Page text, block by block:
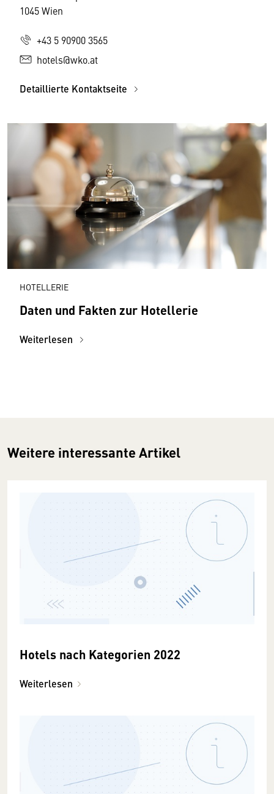
1045 Wien
+43 5 90900 3565
hotels@wko.at
Detaillierte Kontaktseite
HOTELLERIE
Daten und Fakten zur Hotellerie
Weiterlesen
Weitere interessante Artikel
Hotels nach Kategorien 2022
Weiterlesen